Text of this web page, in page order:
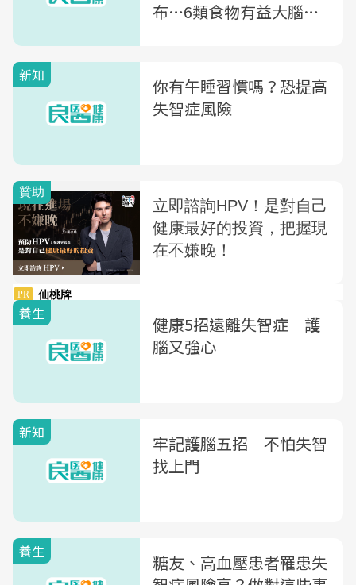
布…6類食物有益大腦健
新知
你有午睡習慣嗎？恐提高
失智症風險
養生
健康5招遠離失智症 護
腦又強心
新知
牢記護腦五招 不怕失智
找上門
養生
糖友、高血壓患者罹患失